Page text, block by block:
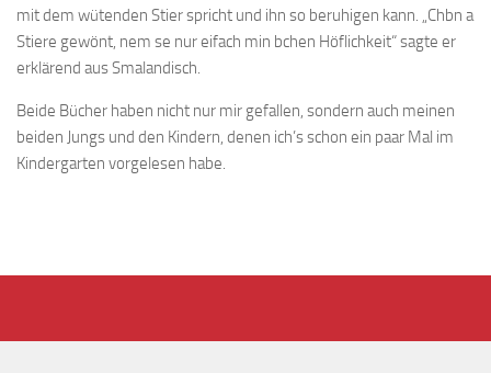
mit dem wütenden Stier spricht und ihn so beruhigen kann. „Chbn a
Stiere gewönt, nem se nur eifach min bchen Höflichkeit“ sagte er
erklärend aus Smalandisch.
Beide Bücher haben nicht nur mir gefallen, sondern auch meinen
beiden Jungs und den Kindern, denen ich’s schon ein paar Mal im
Kindergarten vorgelesen habe.